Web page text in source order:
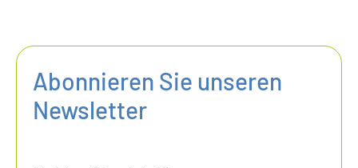
Abonnieren Sie unseren
Newsletter